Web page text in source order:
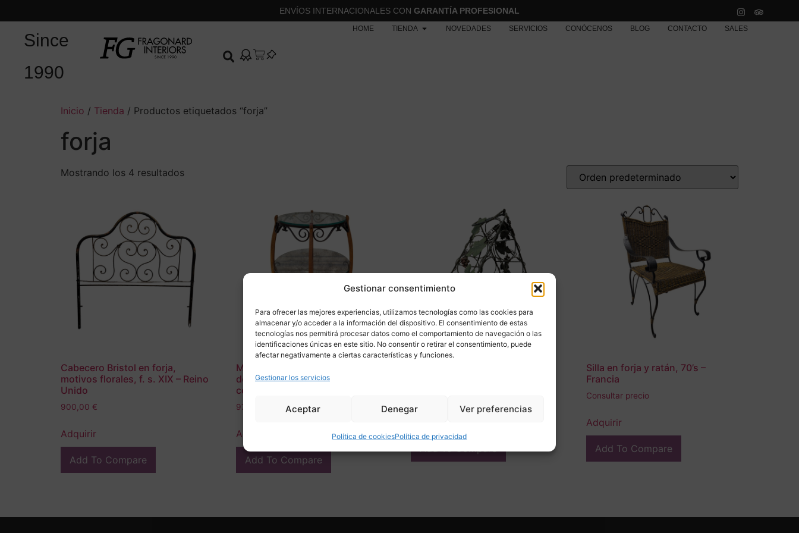
Gestionar consentimiento
Para ofrecer las mejores experiencias, utilizamos tecnologías como las cookies para
almacenar y/o acceder a la información del dispositivo. El consentimiento de estas
tecnologías nos permitirá procesar datos como el comportamiento de navegación o las
identificaciones únicas en este sitio. No consentir o retirar el consentimiento, puede
afectar negativamente a ciertas características y funciones.
Gestionar los servicios
Aceptar Denegar Ver preferencias
Política de cookiesPolítica de privacidad
ENVÍOS INTERNACIONALES CON GARANTÍA PROFESIONAL
Since
1990
HOME TIENDA NOVEDADES SERVICIOS CONÓCENOS BLOG CONTACTO SALES
Inicio / Tienda / Productos etiquetados “forja”
forja
Mostrando los 4 resultados
Cabecero Bristol en forja,
motivos florales, f. s. XIX – Reino
Unido
900,00 €
Adquirir
Add To Compare
Mesa auxiliar / gueridón, madera
de roble, forja y cristal, Mid-
century, 50’s – Francia
975,00
Adquirir
Add To Compare
Add To Compare
Silla en forja y ratán, 70’s –
Francia
Consultar precio
Adquirir
Add To Compare